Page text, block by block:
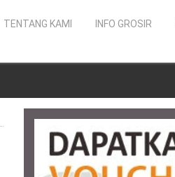
INFO GROSIR
TENTANG KAMI